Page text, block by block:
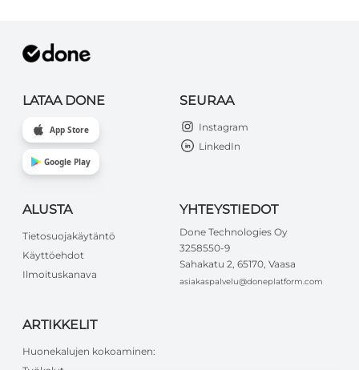
LATAA DONE
App Store
Google Play
SEURAA
Instagram
LinkedIn
ALUSTA
Tietosuojakäytäntö
Käyttöehdot
Ilmoituskanava
YHTEYSTIEDOT
Done Technologies Oy
3258550-9
Sahakatu 2, 65170, Vaasa
asiakaspalvelu@doneplatform.com
ARTIKKELIT
Huonekalujen kokoaminen: